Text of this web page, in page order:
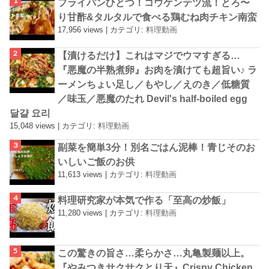
フライパンひとつ！コウケンテツ流！とろ〜
り甘酢&タルタルで食べる鶏むね肉チキン南蛮
17,956 views カテゴリ:料理動画
【漬けるだけ】これはマジでウマすぎる…
『悪魔の半熟煮卵』お肉を漬けても超旨い♪ ラ
ーメンちょい足し／もやし／えのき／低糖質
／味玉／悪魔のたれ Devil's half-boiled egg
달걀 요리
15,048 views カテゴリ:料理動画
副菜を簡単3分！別名ごはん泥棒！青じそのお
いしいご飯のお供
11,613 views | カテゴリ:料理動画
料理研究家が本気で作る「至高の炒飯」
11,280 views カテゴリ:料理動画
この驚きの旨さ…柔らかさ…丸亀製麺以上。